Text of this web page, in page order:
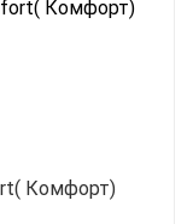
Комфорт)